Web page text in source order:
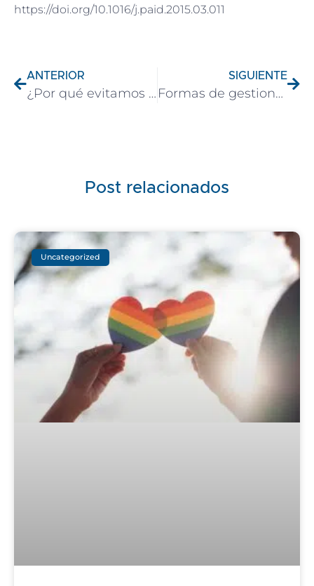
https://doi.org/10.1016/j.paid.2015.03.011
ANTERIOR
¿Por qué evitamos la psicoterapia?
SIGUIENTE
Formas de gestionar tus rayadas
Post relacionados
Uncategorized